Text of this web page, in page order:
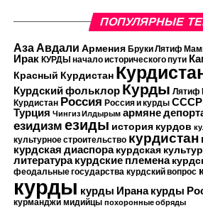
ПОПУЛЯРНЫЕ
Аза Авдали Армения Бруки Лятиф
Ирак КУРДЫ начало исторического пути
Красный Курдистан
Курдский фольклор Курды Лятиф
Курдистан Россия Россия и курды СССР
Турция Чингиз Илдырым армяне
езидизмезиды история курдов
культурное строительство курдистан
курдская диаспора курдская
литература курдские племена
феодальные государства курдский вопрос
курды курды Ирана курды
курманджи мидийцы похоронные обряды